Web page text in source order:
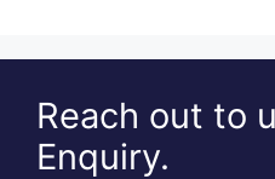
Reach out to
Enquiry.